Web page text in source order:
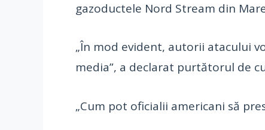
gazoductele Nord Stream din
„În mod evident, autorii atacului
media”, a declarat purtătorul de
„Cum pot oficialii americani să